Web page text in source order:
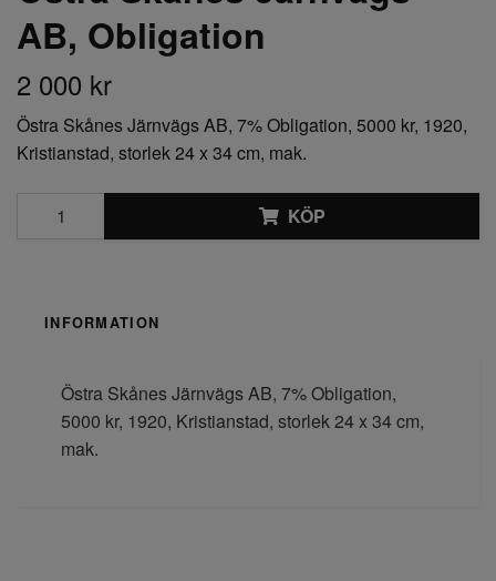
AB, Obligation
2 000 kr
Östra Skånes Järnvägs AB, 7% Obligation, 5000 kr, 1920,
Kristianstad, storlek 24 x 34 cm, mak.
KÖP
INFORMATION
Östra Skånes Järnvägs AB, 7% Obligation,
5000 kr, 1920, Kristianstad, storlek 24 x 34 cm,
mak.